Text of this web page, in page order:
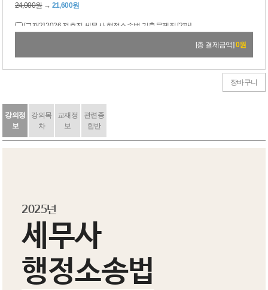
24,000원→ 21,600원
[교재2] 2026 전효진 세무사 행정소송법 기출문제집 [2판]
[총 결제금액] 0원
장바구니
강의정
보
강의목
차
교재정
보
관련종
합반
2025년
세무사
행정소송법